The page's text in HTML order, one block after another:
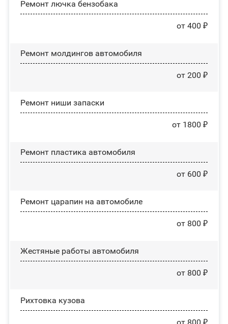
Ремонт лючка бензобака
от 400 ₽
Ремонт молдингов автомобиля
от 200 ₽
Ремонт ниши запаски
от 1800 ₽
Ремонт пластика автомобиля
от 600 ₽
Ремонт царапин на автомобиле
от 800 ₽
Жестяные работы автомобиля
от 800 ₽
Рихтовка кузова